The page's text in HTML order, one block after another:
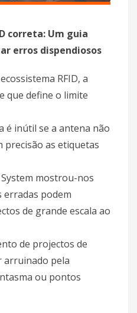
correta: Um guia
erros dispendiosos
RFID, a
que define o limite
é inútil se a antena não
as etiquetas
mostrou-nos
erradas podem
de grande escala ao
de projectos de
arruinado pela
ou pontos